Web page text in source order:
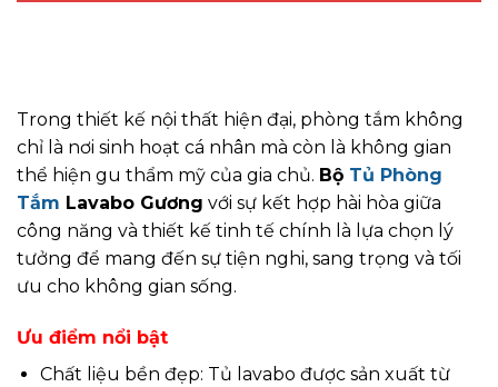
Trong thiết kế nội thất hiện đại, phòng tắm không
chỉ là nơi sinh hoạt cá nhân mà còn là không gian
thể hiện gu thẩm mỹ của gia chủ. Bộ Tủ Phòng
Tắm Lavabo Gương với sự kết hợp hài hòa giữa
công năng và thiết kế tinh tế chính là lựa chọn lý
tưởng để mang đến sự tiện nghi, sang trọng và tối
ưu cho không gian sống.
Ưu điểm nổi bật
Chất liệu bền đẹp: Tủ lavabo được sản xuất từ